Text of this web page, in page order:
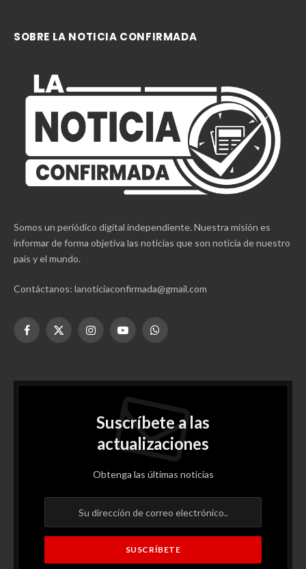
SOBRE LA NOTICIA CONFIRMADA
Somos un periódico digital independiente. Nuestra misión es
informar de forma objetiva las noticias que son noticia de nuestro
país y el mundo.
Contáctanos: lanoticiaconfirmada@gmail.com
Facebook
X
InstagramYouTubeWhatsApp
Suscríbete a las
actualizaciones
Obtenga las últimas noticias